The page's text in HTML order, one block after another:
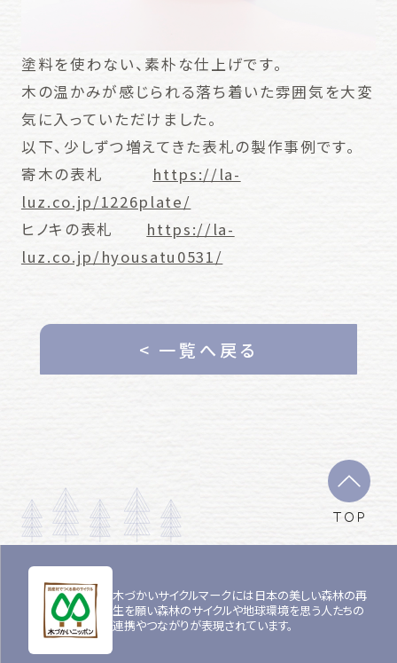
塗料を使わない、素朴な仕上げです。
木の温かみが感じられる落ち着いた雰囲気を大変
気に入っていただけました。
以下、少しずつ増えてきた表札の製作事例です。
寄木の表札 https://la-
luz.co.jp/1226plate/
ヒノキの表札 https://la-
luz.co.jp/hyousatu0531/
< 一覧へ戻る
TOP
木づかいサイクルマークには日本の美しい森林の再
生を願い森林のサイクルや地球環境を思う人たちの
連携やつながりが表現されています。